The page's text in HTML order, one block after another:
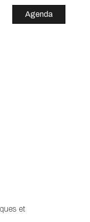
Agenda
et